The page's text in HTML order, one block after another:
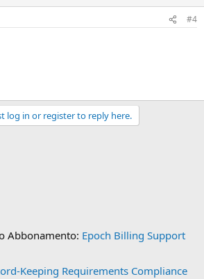
#4
log in or register to reply here.
Abbonamento: Epoch Billing Support
Keeping Requirements Compliance